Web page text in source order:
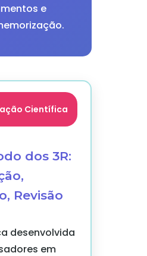
e
Científica
dos 3R:
Revisão
desenvolvida
em